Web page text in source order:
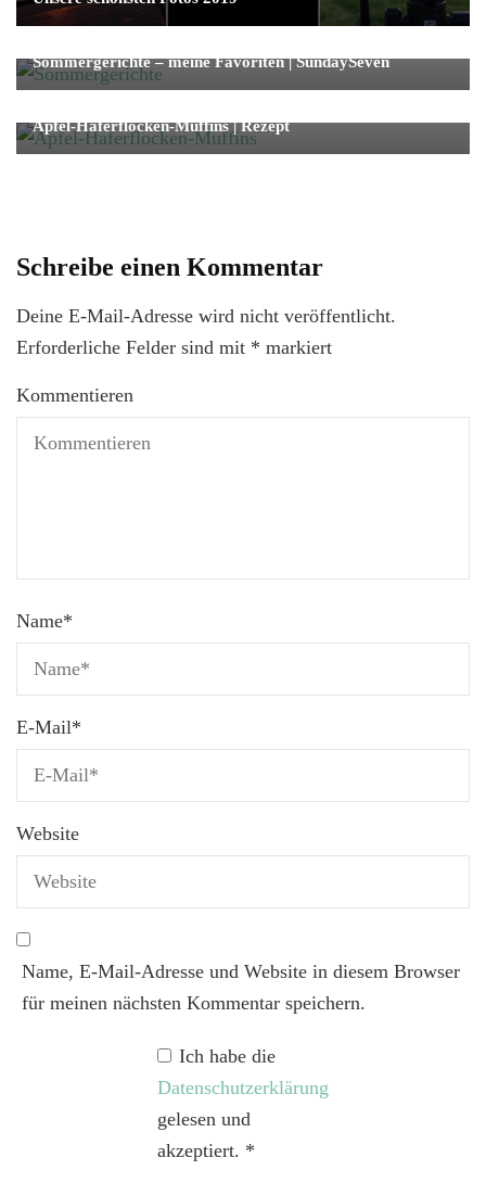
Sommergerichte – meine Favoriten | SundaySeven
Apfel-Haferflocken-Muffins | Rezept
Schreibe einen Kommentar
Deine E-Mail-Adresse wird nicht veröffentlicht.
Erforderliche Felder sind mit * markiert
Kommentieren
Name*
E-Mail*
Website
Name, E-Mail-Adresse und Website in diesem Browser
für meinen nächsten Kommentar speichern.
Ich habe die
Datenschutzerklärung
gelesen und
akzeptiert. *